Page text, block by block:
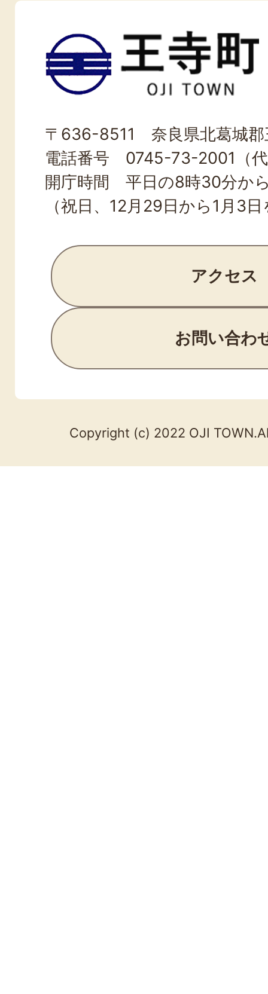
王
寺
町
TOWN
〒636-8511 奈良県北葛城郡
電話番号 0745-73-2001（
開庁時間 平日の8時30分か
（祝日、12月29日から1月3
アクセス
お問い合わ
Copyright (c) 2022 OJI